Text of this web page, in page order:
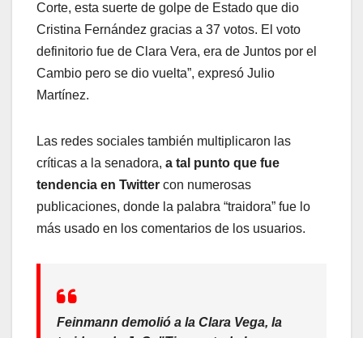
Corte, esta suerte de golpe de Estado que dio
Cristina Fernández gracias a 37 votos. El voto
definitorio fue de Clara Vera, era de Juntos por el
Cambio pero se dio vuelta”, expresó Julio
Martínez.
Las redes sociales también multiplicaron las
críticas a la senadora, a tal punto que fue
tendencia en Twitter con numerosas
publicaciones, donde la palabra “traidora” fue lo
más usado en los comentarios de los usuarios.
Feinmann demolió a la Clara Vega, la